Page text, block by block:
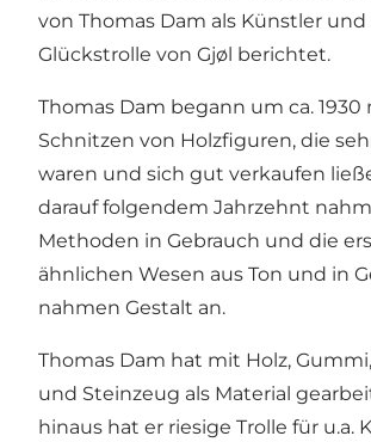
von Thomas Dam als Künstler und
Glückstrolle von Gjøl berichtet.
Thomas Dam begann um ca.
Schnitzen von Holzfiguren, die
waren und sich gut verkaufen
darauf folgendem Jahrzehnt
Methoden in Gebrauch und die
ähnlichen Wesen aus Ton und in
nahmen Gestalt an.
Thomas Dam hat mit Holz,
und Steinzeug als Material
hinaus hat er riesige Trolle für u.a.